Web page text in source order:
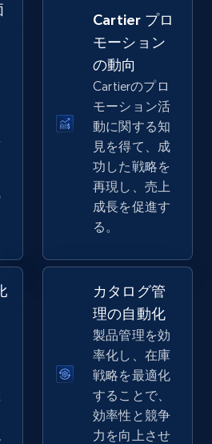
name, Description, Detailed
Return policy, and more.
今すぐ始める
Seller name, Seller rating,
Root category, and
今すぐ始める
on products using
Seller name, Seller rating,
Root category, and
Cartier プロ
モーション
の動向
Cartierのプロ
モーション活
動に関する知
見を得て、成
功した戦略を
再現し、売上
成長を促進す
る。
カタログ管
理の自動化
製品管理を効
率化し、在庫
戦略を最適化
することで、
効率性と競争
力を向上させ